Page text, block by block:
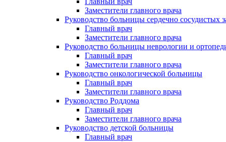
Заместители главного врача
Руководство больницы сердечно сосудистых
Главный врач
Заместители главного врача
Руководство больницы неврологии и
Главный врач
Заместители главного врача
Руководство онкологической больницы
Главный врач
Заместители главного врача
Руководство Роддома
Главный врач
Заместители главного врача
Руководство детской больницы
Главный врач